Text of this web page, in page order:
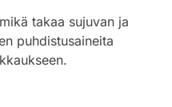
takaa sujuvan ja
puhdistusaineita